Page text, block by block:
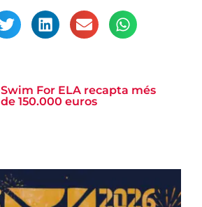
Swim For ELA recapta més
de 150.000 euros